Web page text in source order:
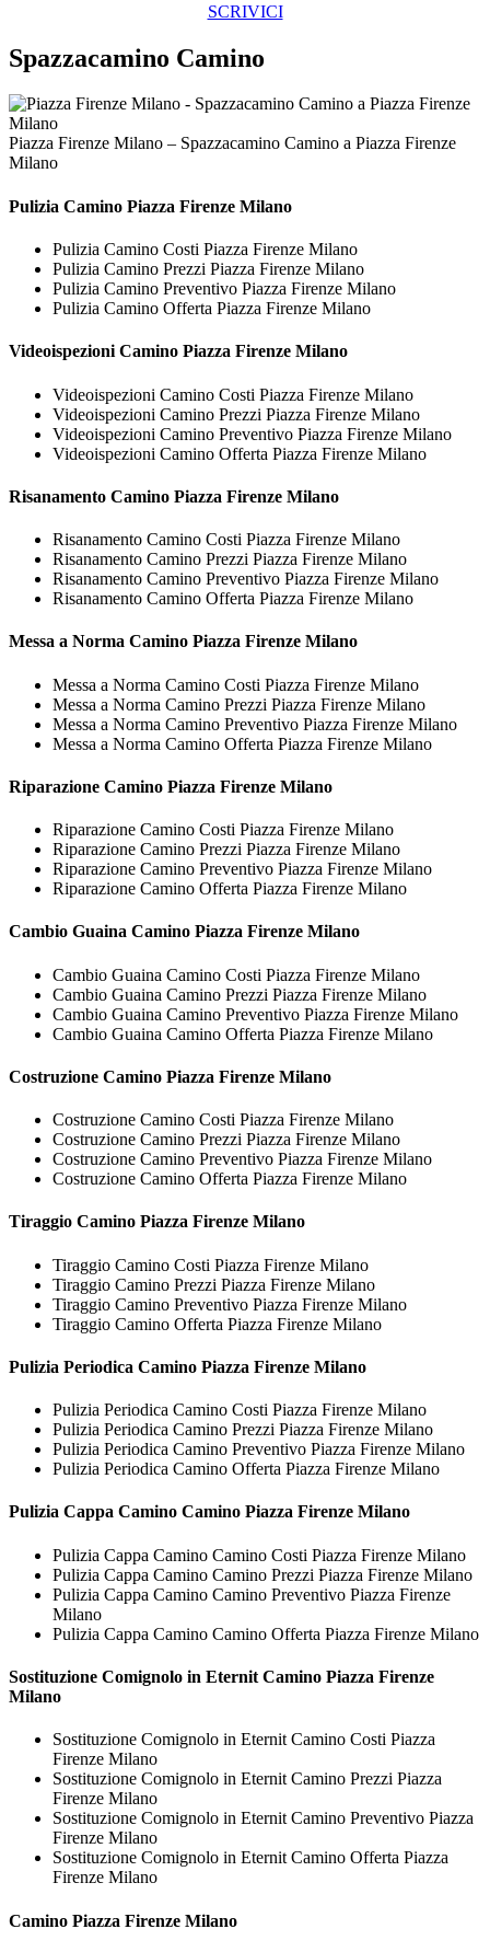
SCRIVICI
Spazzacamino Camino
Piazza Firenze Milano – Spazzacamino Camino a Piazza Firenze
Milano
Pulizia Camino Piazza Firenze Milano
Pulizia Camino Costi Piazza Firenze Milano
Pulizia Camino Prezzi Piazza Firenze Milano
Pulizia Camino Preventivo Piazza Firenze Milano
Pulizia Camino Offerta Piazza Firenze Milano
Videoispezioni Camino Piazza Firenze Milano
Videoispezioni Camino Costi Piazza Firenze Milano
Videoispezioni Camino Prezzi Piazza Firenze Milano
Videoispezioni Camino Preventivo Piazza Firenze Milano
Videoispezioni Camino Offerta Piazza Firenze Milano
Risanamento Camino Piazza Firenze Milano
Risanamento Camino Costi Piazza Firenze Milano
Risanamento Camino Prezzi Piazza Firenze Milano
Risanamento Camino Preventivo Piazza Firenze Milano
Risanamento Camino Offerta Piazza Firenze Milano
Messa a Norma Camino Piazza Firenze Milano
Messa a Norma Camino Costi Piazza Firenze Milano
Messa a Norma Camino Prezzi Piazza Firenze Milano
Messa a Norma Camino Preventivo Piazza Firenze Milano
Messa a Norma Camino Offerta Piazza Firenze Milano
Riparazione Camino Piazza Firenze Milano
Riparazione Camino Costi Piazza Firenze Milano
Riparazione Camino Prezzi Piazza Firenze Milano
Riparazione Camino Preventivo Piazza Firenze Milano
Riparazione Camino Offerta Piazza Firenze Milano
Cambio Guaina Camino Piazza Firenze Milano
Cambio Guaina Camino Costi Piazza Firenze Milano
Cambio Guaina Camino Prezzi Piazza Firenze Milano
Cambio Guaina Camino Preventivo Piazza Firenze Milano
Cambio Guaina Camino Offerta Piazza Firenze Milano
Costruzione Camino Piazza Firenze Milano
Costruzione Camino Costi Piazza Firenze Milano
Costruzione Camino Prezzi Piazza Firenze Milano
Costruzione Camino Preventivo Piazza Firenze Milano
Costruzione Camino Offerta Piazza Firenze Milano
Tiraggio Camino Piazza Firenze Milano
Tiraggio Camino Costi Piazza Firenze Milano
Tiraggio Camino Prezzi Piazza Firenze Milano
Tiraggio Camino Preventivo Piazza Firenze Milano
Tiraggio Camino Offerta Piazza Firenze Milano
Pulizia Periodica Camino Piazza Firenze Milano
Pulizia Periodica Camino Costi Piazza Firenze Milano
Pulizia Periodica Camino Prezzi Piazza Firenze Milano
Pulizia Periodica Camino Preventivo Piazza Firenze Milano
Pulizia Periodica Camino Offerta Piazza Firenze Milano
Pulizia Cappa Camino Camino Piazza Firenze Milano
Pulizia Cappa Camino Camino Costi Piazza Firenze Milano
Pulizia Cappa Camino Camino Prezzi Piazza Firenze Milano
Pulizia Cappa Camino Camino Preventivo Piazza Firenze
Milano
Pulizia Cappa Camino Camino Offerta Piazza Firenze Milano
Sostituzione Comignolo in Eternit Camino Piazza Firenze
Milano
Sostituzione Comignolo in Eternit Camino Costi Piazza
Firenze Milano
Sostituzione Comignolo in Eternit Camino Prezzi Piazza
Firenze Milano
Sostituzione Comignolo in Eternit Camino Preventivo Piazza
Firenze Milano
Sostituzione Comignolo in Eternit Camino Offerta Piazza
Firenze Milano
Camino Piazza Firenze Milano